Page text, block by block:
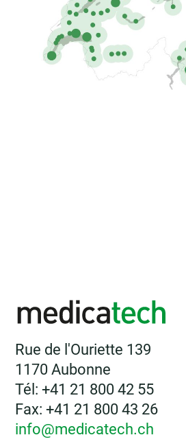
Rue de l'Ouriette 139
1170 Aubonne
Tél: +41 21 800 42 55
Fax: +41 21 800 43 26
info@medicatech.ch